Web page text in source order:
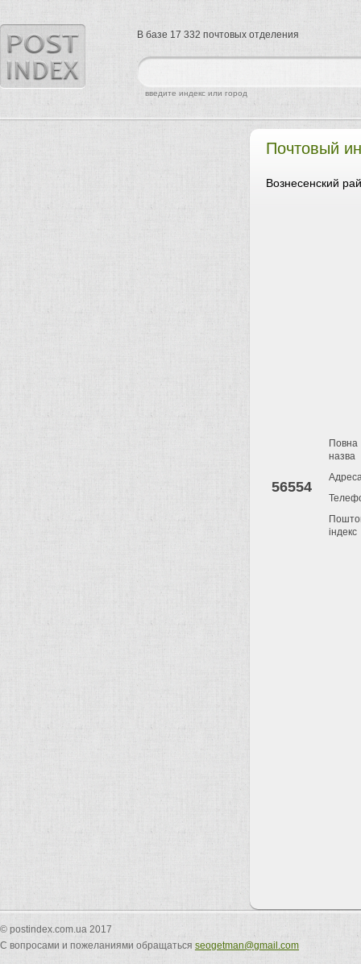
Почтовый
Вознесенский
56554
Повна
назва
індекс
найти
введите индекс или город
В базе 17 332 почтовых отделения
© postindex.com.ua 2017
С вопросами и пожеланиями обращаться seogetman@gmail.com